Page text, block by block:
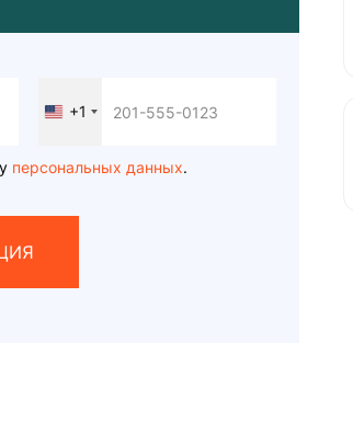
United
+1
+1
персональных данных.